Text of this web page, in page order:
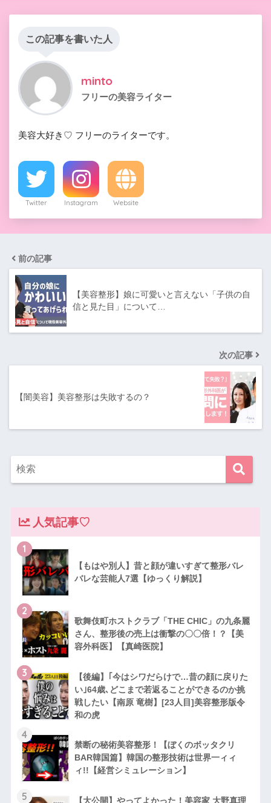
この記事を書いた人
minto
フリーの美容ライター
美容大好き♡ フリーのライターです。
Twitter Instagram Website
前の記事
【美容整形】娘に可愛いと言えない「子供の自
信と見た目」について…
次の記事
【闇美容】美容整形は失敗するの？
人気記事♡
1
【もはや別人】昔と顔が違いすぎて整形バレ
バレな芸能人7選【ゆっくり解説】
2
歌舞伎町ホストクラブ「THE CHIC」の九条麗
さん、整形後の売上は衝撃の〇〇倍！？【美
容外科医】【真崎医院】
3
【後編】｢今はシワだらけで…昔の顔に戻りた
い｣64歳､どこまで若返ることができるのか挑
戦したい【南原 竜樹】[23人目]美容整形版令
和の虎
4
禁断の秘術美容整形！【ぼくのボッタクリ
BAR韓国篇】韓国の整形技術は世界一ィィ
ィ!!【経営シミュレーション】
5
【大公開】やってよかった！美容家 大野真理